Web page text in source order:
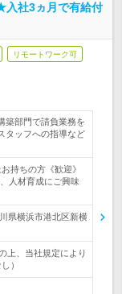
入社3ヵ月で有給付
リモートワーク可
築部門で請負業務を
タッフへの指導など
持ちの方《歓迎》
人材育成にご興味
県横浜市港北区新横
上、当社規定により
）